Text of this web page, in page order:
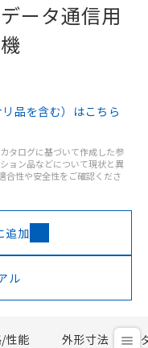
ータ通信用
品を含む）はこちら
タログに基づいて作成した参
ョン品などについて現状と異
合性や安全性をご確認くださ
追加
ル
性能 外形寸法